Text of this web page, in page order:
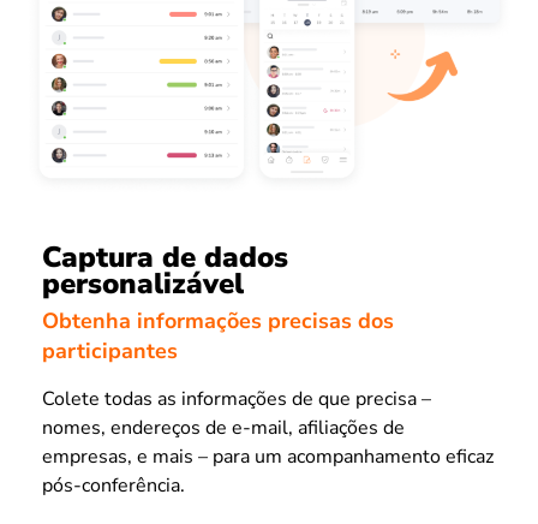
Captura de dados
personalizável
Obtenha informações precisas dos
participantes
Colete todas as informações de que precisa –
nomes, endereços de e-mail, afiliações de
empresas, e mais – para um acompanhamento eficaz
pós-conferência.